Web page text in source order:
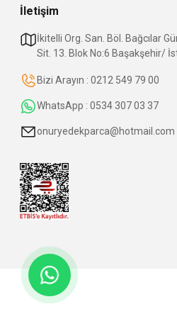
İletişim
İkitelli Org. San. Böl. Bağcılar
Sit. 13. Blok No:6 Başakşehir/
Bizi Arayın : 0212 549 79 00
WhatsApp : 0534 307 03 37
onuryedekparca@hotmail.com